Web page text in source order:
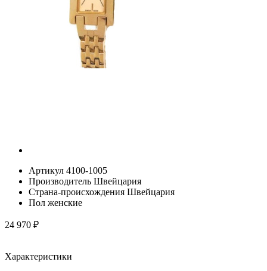
Артикул 4100-1005
Производитель Швейцария
Страна-происхождения Швейцария
Пол женские
24 970 ₽
Характеристики